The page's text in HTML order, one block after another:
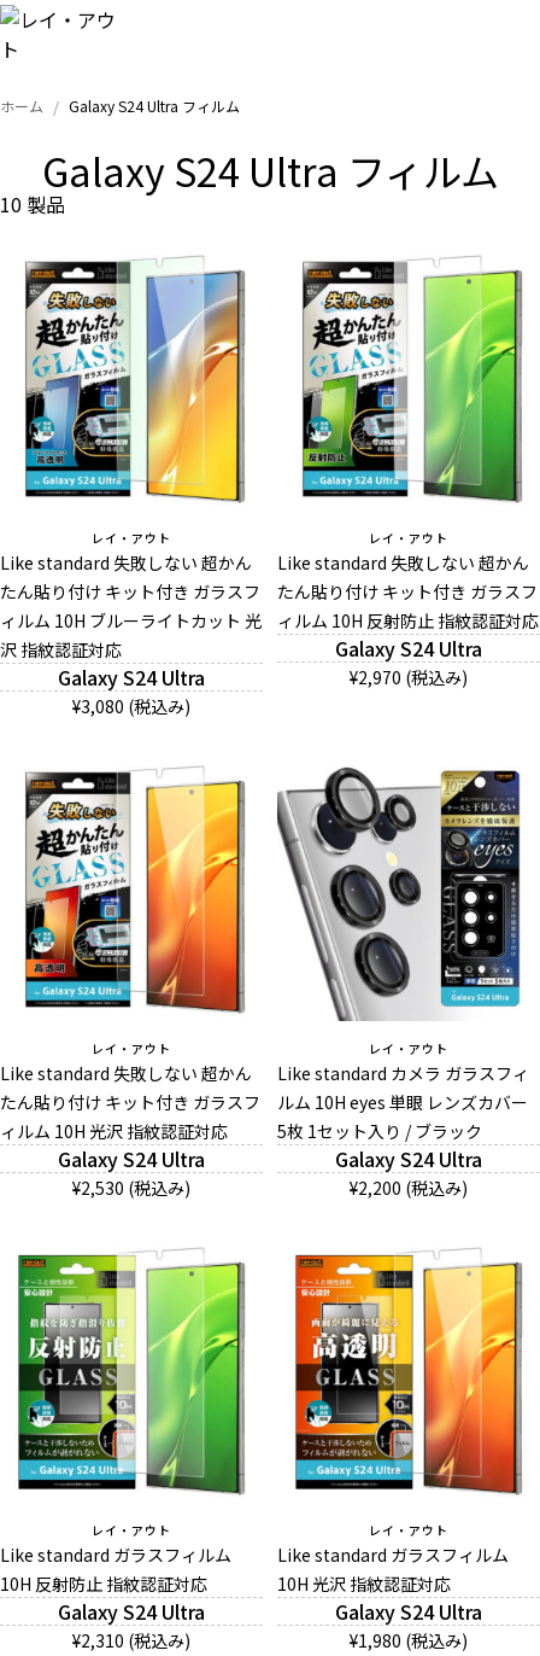
トップ
Xperia
Galaxy
AQUOS
Google
And More
スマホリング/ストラップ/他
デザインから探す
事業内容
会社概要
お知らせ
よくある質問
お問い合わせ（一般の皆様）
お問い合わせ（企業様）
ホーム Galaxy S24 Ultra フィルム
Galaxy S24 Ultra フィルム
10 製品
レイ・アウト
Like standard 失敗しない 超かん
たん貼り付け キット付き ガラスフ
ィルム 10H ブルーライトカット 光
沢 指紋認証対応
Galaxy S24 Ultra
¥3,080 (税込み)
レイ・アウト
Like standard 失敗しない 超かん
たん貼り付け キット付き ガラスフ
ィルム 10H 反射防止 指紋認証対応
Galaxy S24 Ultra
¥2,970 (税込み)
レイ・アウト
Like standard 失敗しない 超かん
たん貼り付け キット付き ガラスフ
ィルム 10H 光沢 指紋認証対応
Galaxy S24 Ultra
¥2,530 (税込み)
レイ・アウト
Like standard カメラ ガラスフィ
ルム 10H eyes 単眼 レンズカバー
5枚 1セット入り / ブラック
Galaxy S24 Ultra
¥2,200 (税込み)
レイ・アウト
Like standard ガラスフィルム
10H 反射防止 指紋認証対応
Galaxy S24 Ultra
¥2,310 (税込み)
レイ・アウト
Like standard ガラスフィルム
10H 光沢 指紋認証対応
Galaxy S24 Ultra
¥1,980 (税込み)